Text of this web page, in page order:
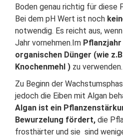
Boden genau richtig für diese
Bei dem pH Wert ist noch
notwendig. Es reicht aus,
Jahr vornehmen.Im
organischen Dünger (wie
Knochenmehl ) zu verwenden.
Zu Beginn der
jedoch die Eiben mit Algan
Algan ist ein
Bewurzelung fördert, die
frosthärter und sie sind